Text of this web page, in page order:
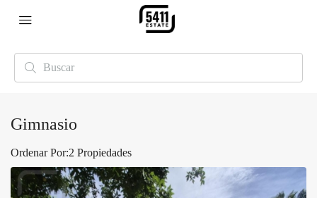
Gimnasio
2 Propiedades
Ordenar Por: